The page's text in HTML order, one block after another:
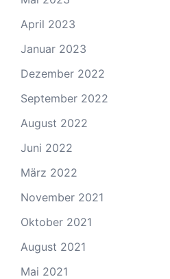
April 2023
Januar 2023
Dezember 2022
September 2022
August 2022
Juni 2022
März 2022
November 2021
Oktober 2021
August 2021
Mai 2021